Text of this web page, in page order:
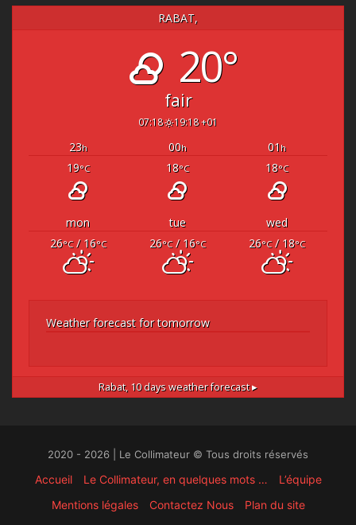
RABAT,
20°
fair
07:18 19:18 +01
23h 00h 01 h
19°C 18°C 18°C
mon tue
wed
26°C/ 16°C 26°C/ 16°C 26°C/ 18°C
Weather forecast for tomorrow
Rabat, 10 days weather forecast ▸
2020 - 2026 | Le Collimateur © Tous droits réservés
Accueil Le Collimateur, en quelques mots …
L’équipe
Mentions légales
Contactez Nous
Plan du site